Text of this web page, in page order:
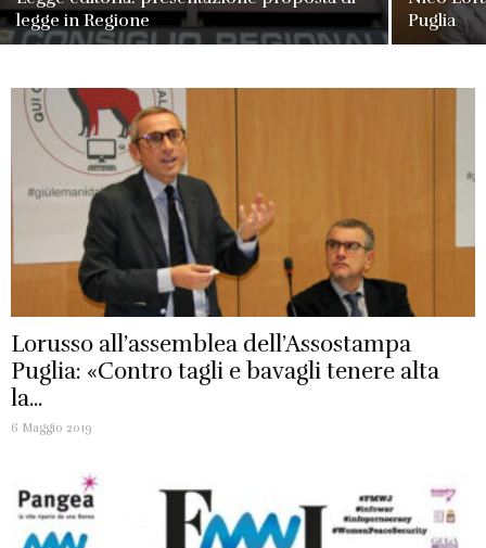
legge in Regione
Puglia
Lorusso all’assemblea dell’Assostampa
Puglia: «Contro tagli e bavagli tenere alta
la...
6 Maggio 2019